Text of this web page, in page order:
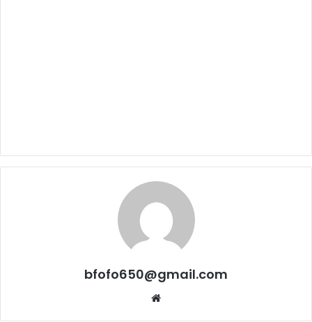
bfofo650@gmail.com
Website